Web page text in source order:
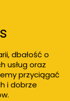
dbałość o
usług oraz
przyciągać
i dobrze